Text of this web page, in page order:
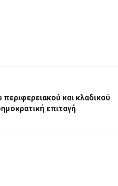
περιφερειακού και κλαδικού
επιταγή